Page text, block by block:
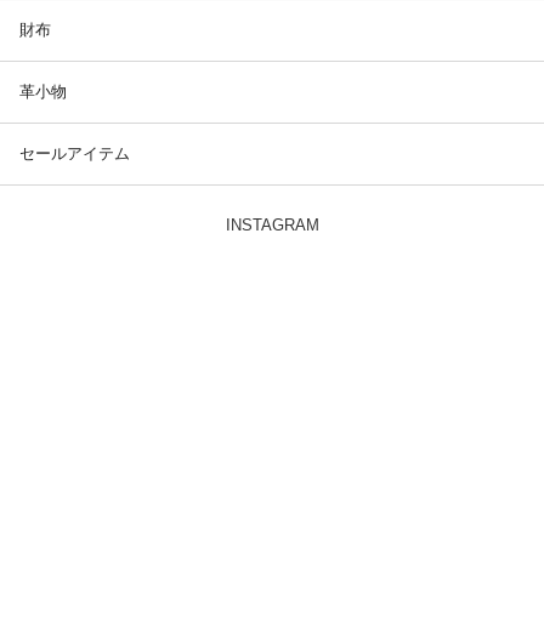
財布
革小物
セールアイテム
INSTAGRAM